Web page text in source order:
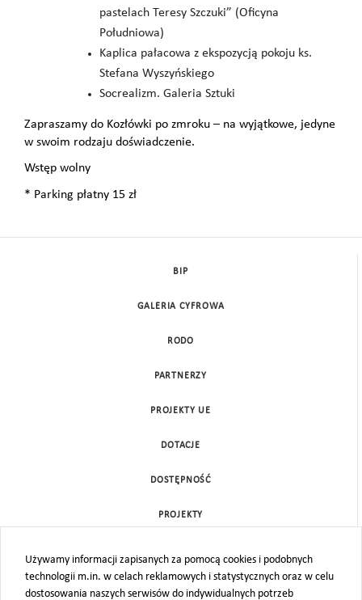
pastelach Teresy Szczuki” (Oficyna
Południowa)
Kaplica pałacowa z ekspozycją pokoju ks.
Stefana Wyszyńskiego
Socrealizm. Galeria Sztuki
Zapraszamy do Kozłówki po zmroku – na wyjątkowe, jedyne
w swoim rodzaju doświadczenie.
Wstęp wolny
* Parking płatny 15 zł
Używamy informacji zapisanych za pomocą cookies i podobnych
technologii m.in. w celach reklamowych i statystycznych oraz w celu
dostosowania naszych serwisów do indywidualnych potrzeb
BIP
GALERIA CYFROWA
RODO
PARTNERZY
PROJEKTY UE
DOTACJE
DOSTĘPNOŚĆ
PROJEKTY
MAPA STRONY